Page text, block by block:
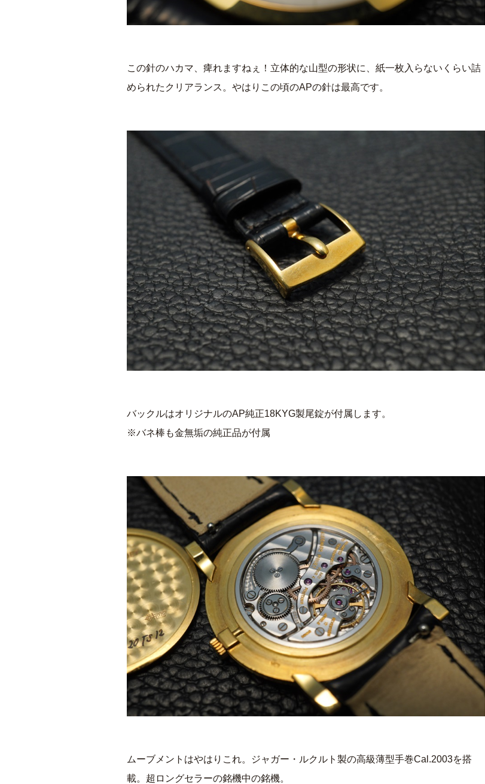
この針のハカマ、痺れますねぇ！立体的な山型の形状に、紙一枚入らないくらい詰
められたクリアランス。やはりこの頃のAPの針は最高です。
バックルはオリジナルのAP純正18KYG製尾錠が付属します。
※バネ棒も金無垢の純正品が付属
ムーブメントはやはりこれ。ジャガー・ルクルト製の高級薄型手巻Cal.2003を搭
載。超ロングセラーの銘機中の銘機。